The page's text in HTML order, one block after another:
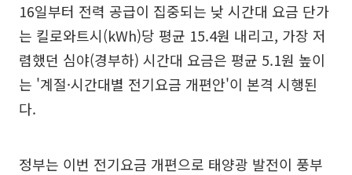
16일부터 전력 공급이 집중되는 낮 시간대 요금 단가
는 킬로와트시(kWh)당 평균 15.4원 내리고, 가장 저
렴했던 심야(경부하) 시간대 요금은 평균 5.1원 높이
는 '계절·시간대별 전기요금 개편안'이 본격 시행된
다.
정부는 이번 전기요금 개편으로 태양광 발전이 풍부